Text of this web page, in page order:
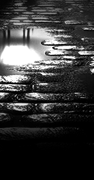
и
02.11.2026 19:00
МТС Live Холл
Нижний Новгород